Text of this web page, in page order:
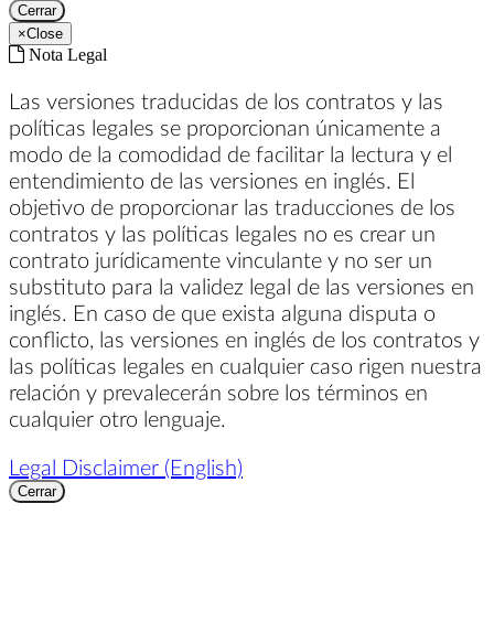
Cerrar
×Close
Nota Legal
Las versiones traducidas de los contratos y las
políticas legales se proporcionan únicamente a
modo de la comodidad de facilitar la lectura y el
entendimiento de las versiones en inglés. El
objetivo de proporcionar las traducciones de los
contratos y las políticas legales no es crear un
contrato jurídicamente vinculante y no ser un
substituto para la validez legal de las versiones en
inglés. En caso de que exista alguna disputa o
conflicto, las versiones en inglés de los contratos y
las políticas legales en cualquier caso rigen nuestra
relación y prevalecerán sobre los términos en
cualquier otro lenguaje.
Legal Disclaimer (English)
Cerrar